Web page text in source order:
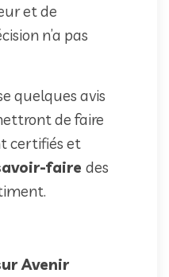
et de
n’a pas
quelques avis
de faire
certifiés et
faire des
Avenir